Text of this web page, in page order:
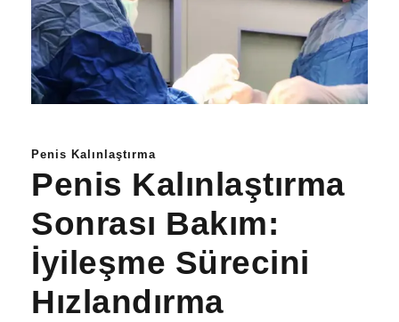
Penis Kalınlaştırma
Penis Kalınlaştırma
Sonrası Bakım:
İyileşme Sürecini
Hızlandırma